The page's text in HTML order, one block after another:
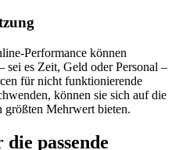
Performance können
sei es Zeit, Geld oder Personal –
für nicht funktionierende
können sie sich auf die
größten Mehrwert bieten.
passende